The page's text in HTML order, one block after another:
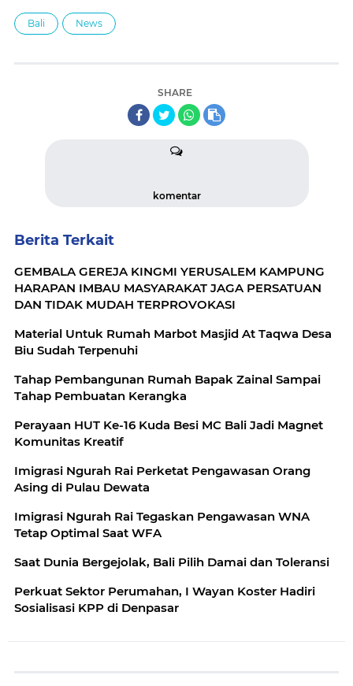
Bali News
SHARE
komentar
Berita Terkait
GEMBALA GEREJA KINGMI YERUSALEM KAMPUNG
HARAPAN IMBAU MASYARAKAT JAGA PERSATUAN
DAN TIDAK MUDAH TERPROVOKASI
Material Untuk Rumah Marbot Masjid At Taqwa Desa
Biu Sudah Terpenuhi
Tahap Pembangunan Rumah Bapak Zainal Sampai
Tahap Pembuatan Kerangka
Perayaan HUT Ke-16 Kuda Besi MC Bali Jadi Magnet
Komunitas Kreatif
Imigrasi Ngurah Rai Perketat Pengawasan Orang
Asing di Pulau Dewata
Imigrasi Ngurah Rai Tegaskan Pengawasan WNA
Tetap Optimal Saat WFA
Saat Dunia Bergejolak, Bali Pilih Damai dan Toleransi
Perkuat Sektor Perumahan, I Wayan Koster Hadiri
Sosialisasi KPP di Denpasar